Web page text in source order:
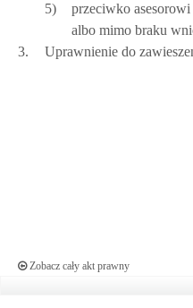
5)
przeciwko
albo mimo braku
3.
Uprawnienie do
Zobacz cały akt prawny